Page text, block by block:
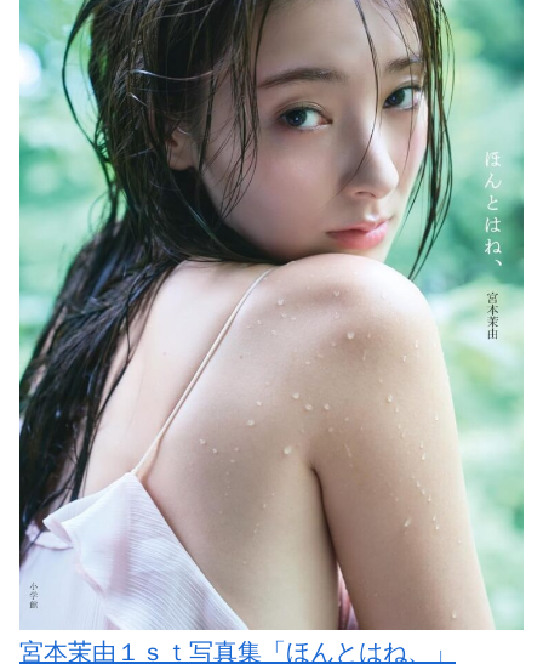
宮本茉由１ｓｔ写真集「ほんとはね、」